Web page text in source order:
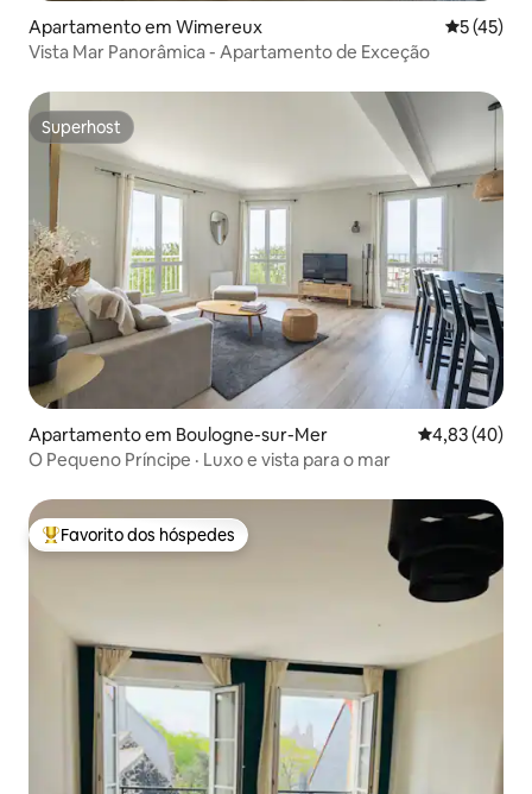
Apartamento em Wimereux
5 (45)
Vista Mar Panorâmica - Apartamento de Exceção
Superhost
Superhost
Apartamento em Boulogne-sur-Mer Classificação
4,83 (40)
O Pequeno Príncipe · Luxo e vista para o mar
Favoritos dos hóspedes mais apreciados
Favorito dos hóspedes